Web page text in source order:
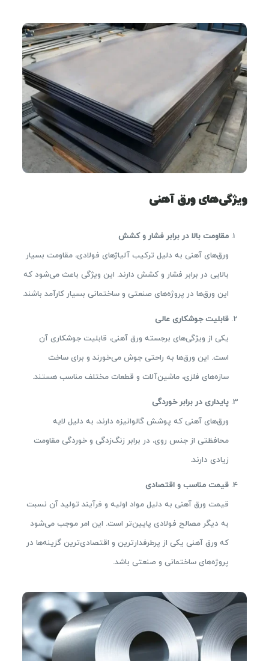
ویژگی‌های ورق آهنی
مقاومت بالا در برابر فشار و کشش
ورق‌های آهنی به دلیل ترکیب آلیاژهای فولادی، مقاومت بسیار
بالایی در برابر فشار و کشش دارند. این ویژگی باعث می‌شود که
این ورق‌ها در پروژه‌های صنعتی و ساختمانی بسیار کارآمد باشند.
قابلیت جوشکاری عالی
یکی از ویژگی‌های برجسته ورق آهنی، قابلیت جوشکاری آن
است. این ورق‌ها به راحتی جوش می‌خورند و برای ساخت
سازه‌های فلزی، ماشین‌آلات و قطعات مختلف مناسب هستند.
پایداری در برابر خوردگی
ورق‌های آهنی که پوشش گالوانیزه دارند، به دلیل لایه
محافظتی از جنس روی، در برابر زنگ‌زدگی و خوردگی مقاومت
زیادی دارند.
قیمت مناسب و اقتصادی
قیمت ورق آهنی به دلیل مواد اولیه و فرآیند تولید آن نسبت
به دیگر مصالح فولادی پایین‌تر است. این امر موجب می‌شود
که ورق آهنی یکی از پرطرفدارترین و اقتصادی‌ترین گزینه‌ها در
پروژه‌های ساختمانی و صنعتی باشد.